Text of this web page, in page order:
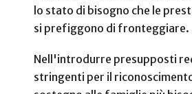
lo stato di bisogno che le
si prefiggono di fronteggiare.
Nell'introdurre presupposti
stringenti per il